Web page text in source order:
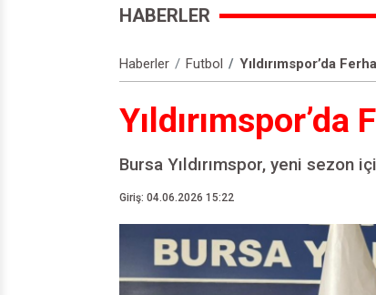
HABERLER
Haberler Futbol Yıldırımspor’da
Bursa Yıldırımspor, yeni sezon
Giriş: 04.06.2026 15:22